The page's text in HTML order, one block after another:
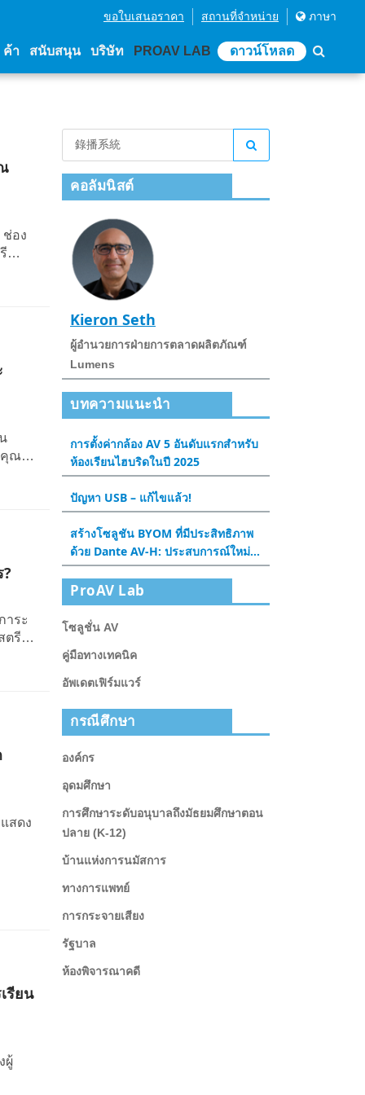
ขอใบเสนอราคา สถานที่จําหน่าย ภาษา
ค้า สนับสนุน บริษัท PROAV LAB ดาวน์โหลด
ช่อง
ท
คุณ
าระ
ตรีม
น
สดง
รียน
ผู้
คอลัมนิสต์
Kieron Seth
ผู้อํานวยการฝ่ายการตลาดผลิตภัณฑ์
Lumens
บทความแนะนำ
การตั้งค่ากล้อง AV 5 อันดับแรกสําหรับ
ห้องเรียนไฮบริดในปี 2025
ปัญหา USB – แก้ไขแล้ว!
สร้างโซลูชัน BYOM ที่มีประสิทธิภาพ
ด้วย Dante AV-H: ประสบการณ์ใหม่
สําหรับห้องประชุมและห้องเรียน
ProAV Lab
โซลูชั่น AV
คู่มือทางเทคนิค
อัพเดตเฟิร์มแวร์
กรณีศึกษา
องค์กร
อุดมศึกษา
การศึกษาระดับอนุบาลถึงมัธยมศึกษาตอน
ปลาย (K-12)
บ้านแห่งการนมัสการ
ทางการแพทย์
การกระจายเสียง
รัฐบาล
ห้องพิจารณาคดี